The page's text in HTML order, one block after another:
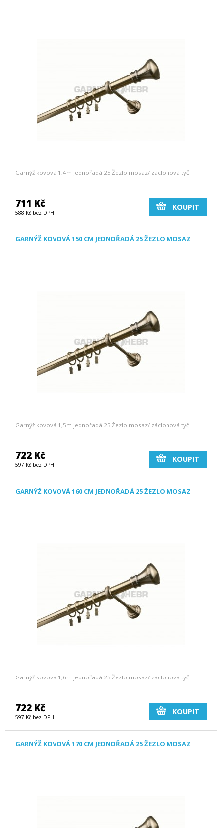
Garnýž kovová 1,4m jednořadá 25 Žezlo mosaz/ záclonová tyč
711 Kč
588 Kč bez DPH
KOUPIT
GARNÝŽ KOVOVÁ 150 CM JEDNOŘADÁ 25 ŽEZLO MOSAZ
Garnýž kovová 1,5m jednořadá 25 Žezlo mosaz/ záclonová tyč
722 Kč
597 Kč bez DPH
KOUPIT
GARNÝŽ KOVOVÁ 160 CM JEDNOŘADÁ 25 ŽEZLO MOSAZ
Garnýž kovová 1,6m jednořadá 25 Žezlo mosaz/ záclonová tyč
722 Kč
597 Kč bez DPH
KOUPIT
GARNÝŽ KOVOVÁ 170 CM JEDNOŘADÁ 25 ŽEZLO MOSAZ